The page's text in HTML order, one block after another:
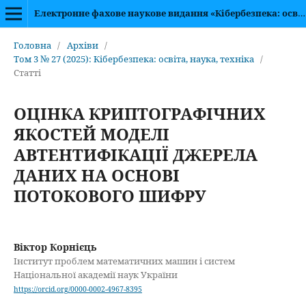
Електронне фахове наукове видання «Кібербезпека: освіта, наука, техніка»
Головна / Архіви /
Том 3 № 27 (2025): Кібербезпека: освіта, наука, техніка /
Статті
ОЦІНКА КРИПТОГРАФІЧНИХ
ЯКОСТЕЙ МОДЕЛІ
АВТЕНТИФІКАЦІЇ ДЖЕРЕЛА
ДАНИХ НА ОСНОВІ
ПОТОКОВОГО ШИФРУ
Віктор Корнієць
Інститут проблем математичних машин і систем
Національної академії наук України
https://orcid.org/0000-0002-4967-8395